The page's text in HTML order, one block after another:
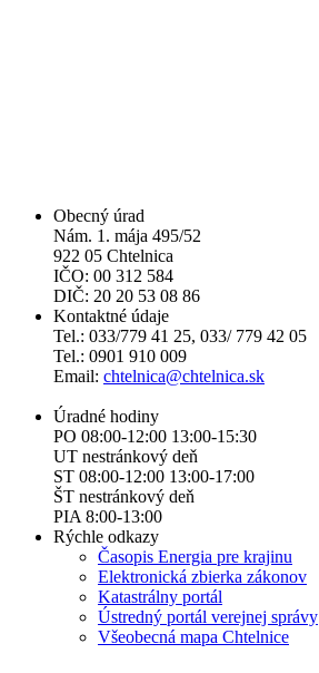
Obecný úrad
Nám. 1. mája 495/52
922 05 Chtelnica
IČO: 00 312 584
DIČ: 20 20 53 08 86
Kontaktné údaje
Tel.: 033/779 41 25, 033/ 779 42 05
Tel.: 0901 910 009
Email: chtelnica@chtelnica.sk
Úradné hodiny
PO 08:00-12:00 13:00-15:30
UT nestránkový deň
ST 08:00-12:00 13:00-17:00
ŠT nestránkový deň
PIA 8:00-13:00
Rýchle odkazy
Časopis Energia pre krajinu
Elektronická zbierka zákonov
Katastrálny portál
Ústredný portál verejnej správy
Všeobecná mapa Chtelnice